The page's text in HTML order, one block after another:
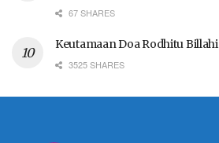
67 SHARES
Keutamaan Doa Rodhitu
3525 SHARES